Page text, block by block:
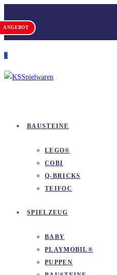
Inhalt
springen
Versandkostenfrei ab 100 €
0
BAUSTEINE
LEGO®
COBI
Q-BRICKS
TEIFOC
SPIELZEUG
BABY
PLAYMOBIL®
PUPPEN
ANGEBOT